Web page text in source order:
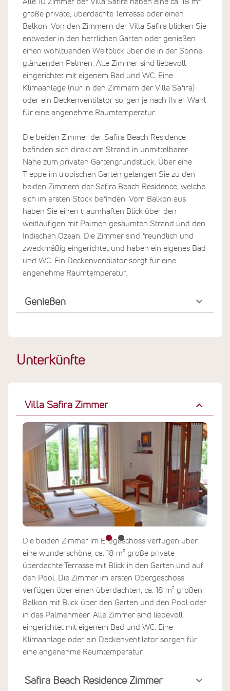
neu errichteten Yoga-Pavillon neben der Villa Safira,
eingebettet in den grünen Garten!
Der Pool in der Gartenanlage mit Liegen und
Sonnenschirmen wie auch Ihre eigene ungestörte
überdachte Terrasse oder Balkon sind die perfekten
Orte, um zwischen den Anwendungen zu entspannen
und den Alltag zu vergessen – hier finden Sie Erholung
pur! Genießen Sie einen Spaziergang durch die
Gewächsen und Blüten und lauschen Sie der Melodie
der tropischen Vogelarten!
Erholen am Meer
Möchten Sie Ihre individuelle und intensive Ayurveda-
Kur in der Villa Safira genießen, jedoch in einem Haus
direkt am Meer untergebracht sein?
Dann sind die beiden Zimmer in der Safira Beach
Residence für Sie die richtige Wahl! Die Safira Beach
Residence liegt in unmittelbarer Nähe zum privaten
Gartengrundstück direkt am Strand. Der ideale Ort für
Ihre Ayurveda-Kur direkt am feinsandigen Strand! Von
Tuk-Tuk-Shuttle erreichen Sie vom Haupthaus das
private Gartengrundstück der Villa Safira am Indischen
zur Verfügung. Ideal, um nach den Behandlungen direkt
am langen Sandstrand zu entspannen, spazieren zu
gehen oder auch einen rotgoldenen Sonnenuntergang
über dem Indischen Ozean zu erleben.
Am Nachmittag findet an diesem besonderen Ort die
zweite Yoga-Stunde in der Gruppe statt. Während Sie
den Blick aus dem Yoga-Pavillon über das glitzernde
Meer schweifen lassen, kommen Sie mehr und mehr bei
sich an.
Ayurveda-Kur
Entsprechend Ihren Wünschen und Ihrem
gesundheitlichen Wohlbefinden erfahren Sie in der Villa
Safira eine intensive Ayurveda-Kur in Anlehnung an die
klassische Panchakarma-Kur.
Je länger Sie sich Zeit dafür nehmen, umso nachhaltiger
werden Sie den Erfolg spüren. Die Kur wird durch
regelmäßige Untersuchungen Ihres erfahrenen
Ayurveda-Arztes überwacht, gegebenenfalls erweitert
Alle 10 Zimmer der Villa Safira haben eine ca. 18 m²
große private, überdachte Terrasse oder einen
Balkon. Von den Zimmern der Villa Safira blicken Sie
entweder in den herrlichen Garten oder genießen
einen wohltuenden Weitblick über die in der Sonne
glänzenden Palmen. Alle Zimmer sind liebevoll
eingerichtet mit eigenem Bad und WC. Eine
Klimaanlage (nur in den Zimmern der Villa Safira)
oder ein Deckenventilator sorgen je nach Ihrer Wahl
für eine angenehme Raumtemperatur.
Die beiden Zimmer der Safira Beach Residence
befinden sich direkt am Strand in unmittelbarer
Nähe zum privaten Gartengrundstück. Über eine
Treppe im tropischen Garten gelangen Sie zu den
beiden Zimmern der Safira Beach Residence, welche
sich im ersten Stock befinden. Vom Balkon aus
haben Sie einen traumhaften Blick über den
weitläufigen mit Palmen gesäumten Strand und den
Indischen Ozean. Die Zimmer sind freundlich und
zweckmäßig eingerichtet und haben ein eigenes Bad
und WC. Ein Deckenventilator sorgt für eine
angenehme Raumtemperatur.
Genießen
Unterkünfte
Villa Safira Zimmer
Die beiden Zimmer im Erdgeschoss verfügen über
eine wunderschöne, ca. 18 m² große private
überdachte Terrasse mit Blick in den Garten und auf
den Pool. Die Zimmer im ersten Obergeschoss
verfügen über einen überdachten, ca. 18 m² großen
Balkon mit Blick über den Garten und den Pool oder
in das Palmenmeer. Alle Zimmer sind liebevoll
eingerichtet mit eigenem Bad und WC. Eine
Klimaanlage oder ein Deckenventilator sorgen für
eine angenehme Raumtemperatur.
Safira Beach Residence Zimmer